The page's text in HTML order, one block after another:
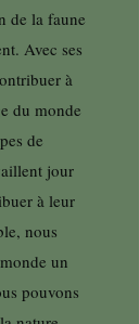
de la faune
Avec ses
à
du monde
de
jour
à leur
nous
un
pouvons